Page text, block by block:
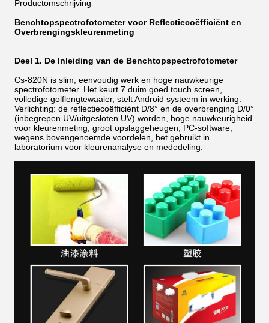
Productomschrijving
Benchtopspectrofotometer voor Reflectiecoëfficiënt en
Overbrengingskleurenmeting
Deel 1. De Inleiding van de Benchtopspectrofotometer
Cs-820N is slim, eenvoudig werk en hoge nauwkeurige
spectrofotometer. Het keurt 7 duim goed touch screen,
volledige golflengtewaaier, stelt Android systeem in werking.
Verlichting: de reflectiecoëfficiënt D/8° en de overbrenging D/0°
(inbegrepen UV/uitgesloten UV) worden, hoge nauwkeurigheid
voor kleurenmeting, groot opslaggeheugen, PC-software,
wegens bovengenoemde voordelen, het gebruikt in
laboratorium voor kleurenanalyse en mededeling.